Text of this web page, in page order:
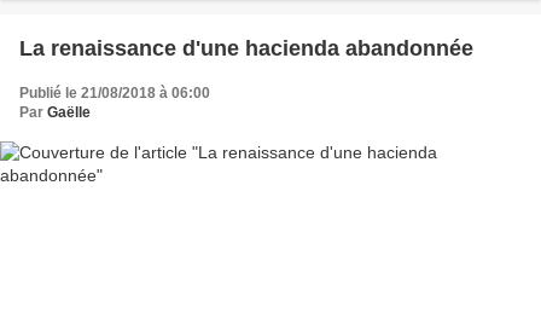
La renaissance d'une hacienda abandonnée
Publié le 21/08/2018 à 06:00
Par Gaëlle